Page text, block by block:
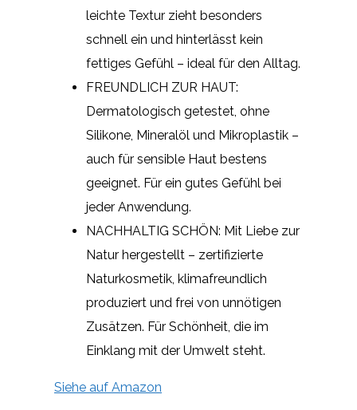
leichte Textur zieht besonders
schnell ein und hinterlässt kein
fettiges Gefühl – ideal für den Alltag.
FREUNDLICH ZUR HAUT:
Dermatologisch getestet, ohne
Silikone, Mineralöl und Mikroplastik –
auch für sensible Haut bestens
geeignet. Für ein gutes Gefühl bei
jeder Anwendung.
NACHHALTIG SCHÖN: Mit Liebe zur
Natur hergestellt – zertifizierte
Naturkosmetik, klimafreundlich
produziert und frei von unnötigen
Zusätzen. Für Schönheit, die im
Einklang mit der Umwelt steht.
Siehe auf Amazon